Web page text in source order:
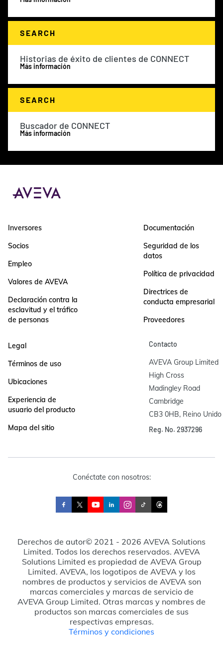
SEARCH
Historias de éxito de clientes de CONNECT
Más información
SEARCH
Buscador de CONNECT
Más información
Inversores
Socios
Empleo
Valores de AVEVA
Declaración contra la
esclavitud y el tráfico
de personas
Documentación
Seguridad de los
datos
Política de privacidad
Directrices de
conducta empresarial
Proveedores
Legal
Términos de uso
Ubicaciones
Experiencia de
usuario del producto
Mapa del sitio
Contacto
AVEVA Group Limited
High Cross
Madingley Road
Cambridge
CB3 0HB, Reino Unido
Reg. No. 2937296
Conéctate con nosotros:
Derechos de autor© 2021 - 2026 AVEVA Solutions
Limited. Todos los derechos reservados. AVEVA
Solutions Limited es propiedad de AVEVA Group
Limited. AVEVA, los logotipos de AVEVA y los
nombres de productos y servicios de AVEVA son
marcas comerciales y marcas de servicio de
AVEVA Group Limited. Otras marcas y nombres de
productos son marcas comerciales de sus
respectivas empresas.
Términos y condiciones